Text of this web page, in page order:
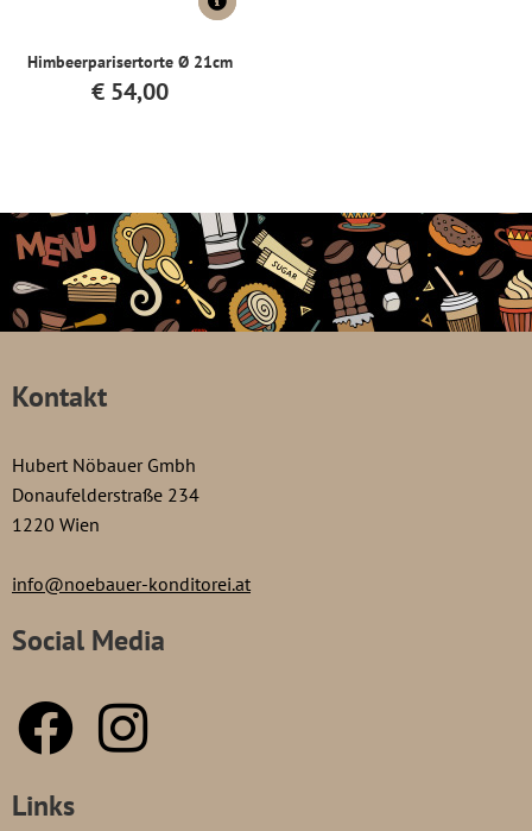
Himbeerparisertorte Ø 21cm
€ 54,00
Kontakt
Hubert Nöbauer Gmbh
Donaufelderstraße 234
1220 Wien
info@noebauer-konditorei.at
Social Media
Links